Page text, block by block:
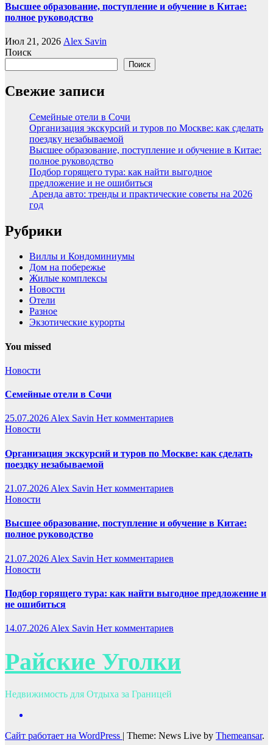
Высшее образование, поступление и обучение в Китае:
полное руководство
Июл 21, 2026 Alex Savin
Поиск
Поиск
Свежие записи
Семейные отели в Сочи
Организация экскурсий и туров по Москве: как сделать
поездку незабываемой
Высшее образование, поступление и обучение в Китае:
полное руководство
Подбор горящего тура: как найти выгодное
предложение и не ошибиться
Аренда авто: тренды и практические советы на 2026
год
Рубрики
Виллы и Кондоминиумы
Дом на побережье
Жилые комплексы
Новости
Отели
Разное
Экзотические курорты
You missed
Новости
Семейные отели в Сочи
25.07.2026Alex Savin Нет комментариев
Новости
Организация экскурсий и туров по Москве: как сделать
поездку незабываемой
21.07.2026 Alex Savin Нет комментариев
Новости
Высшее образование, поступление и обучение в Китае:
полное руководство
21.07.2026 Alex Savin Нет комментариев
Новости
Подбор горящего тура: как найти выгодное предложение и
не ошибиться
14.07.2026 Alex Savin Нет комментариев
Райские Уголки
Недвижимость для Отдыха за Границей
Сайт работает на WordPress | Theme: News Live by Themeansar.